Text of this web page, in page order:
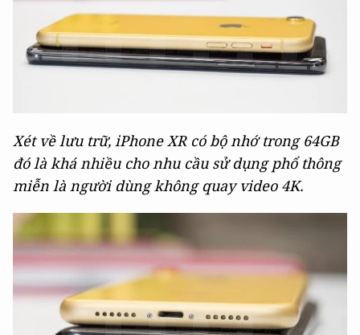
Xét về lưu trữ, iPhone XR có bộ nhớ trong 64GB
đó là khá nhiều cho nhu cầu sử dụng phổ thông
miễn là người dùng không quay video 4K.